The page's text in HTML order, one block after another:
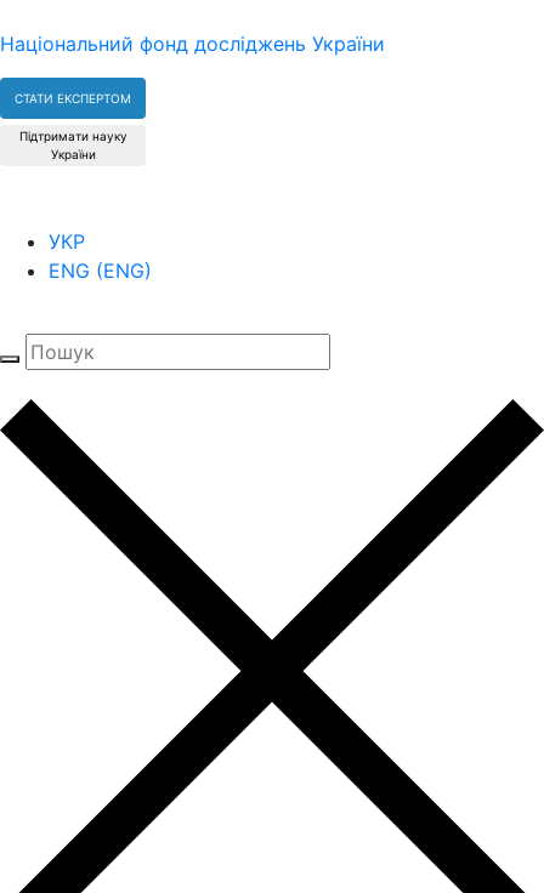
Національний фонд досліджень України
СТАТИ ЕКСПЕРТОМ
Підтримати науку
України
УКР
ENG (ENG)